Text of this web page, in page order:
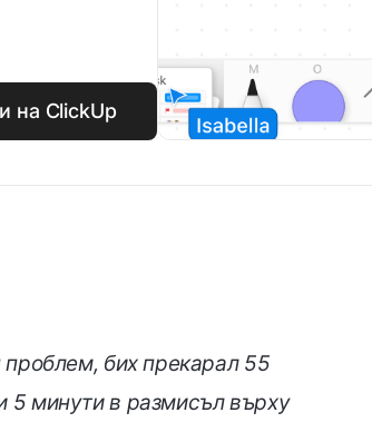
на ClickUp
бих прекарал 55
5 минути в размисъл върху